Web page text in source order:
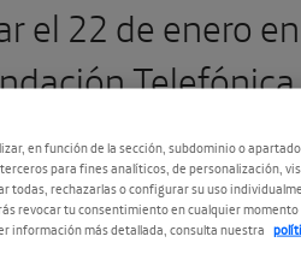
el 22 de enero en
segundo debate –
aquí la primera
en función de la sección, subdominio o
para fines analíticos, de personalización,
todas, rechazarlas o configurar su uso
revocar tu consentimiento en cualquier momento
información más detallada, consulta nuestra